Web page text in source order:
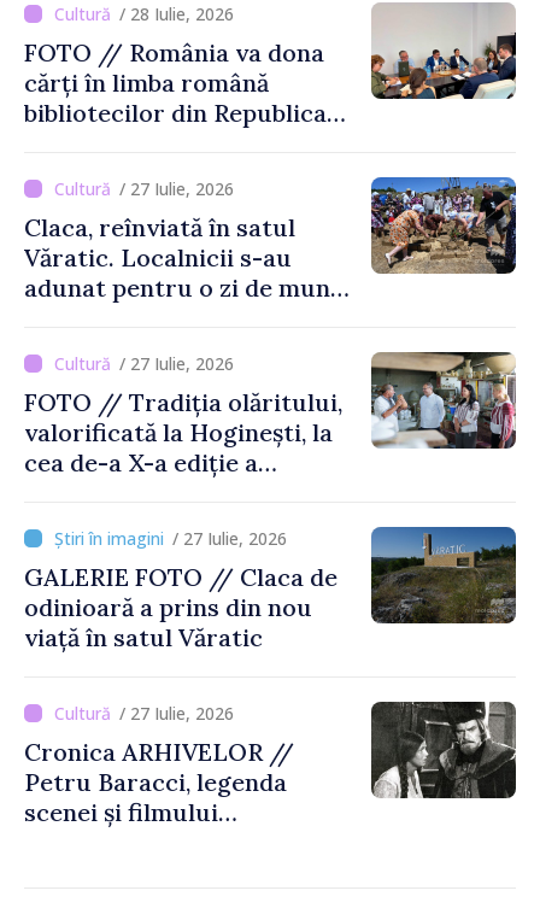
/ 28 Iulie, 2026
FOTO // România va dona
cărți în limba română
bibliotecilor din Republica
/ 27 Iulie, 2026
Claca, reînviată în satul
Văratic. Localnicii s-au
adunat pentru o zi de muncă
/ 27 Iulie, 2026
FOTO // Tradiția olăritului,
valorificată la Hoginești, la
cea de-a X-a ediție a
Vasile Gonciari”
/ 27 Iulie, 2026
GALERIE FOTO // Claca de
odinioară a prins din nou
viață în satul Văratic
/ 27 Iulie, 2026
Cronica ARHIVELOR //
Petru Baracci, legenda
scenei și filmului